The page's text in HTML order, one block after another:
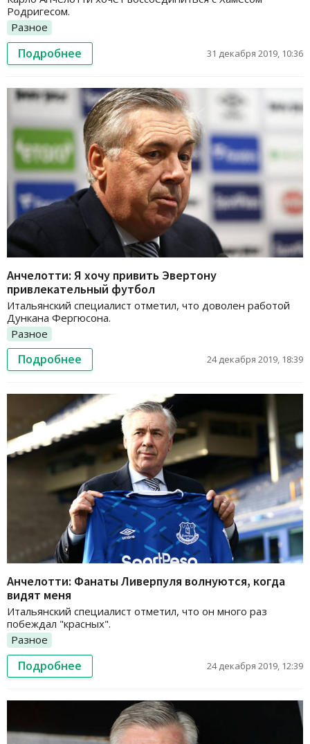
Родригесом.
Разное
Подробнее 31 декабря 2019, 10:36
Анчелотти: Я хочу привить Эвертону
привлекательный футбол
Итальянский специалист отметил, что доволен работой
Дункана Фергюсона.
Разное
Подробнее 24 декабря 2019, 18:39
Анчелотти: Фанаты Ливерпуля волнуются, когда
видят меня
Итальянский специалист отметил, что он много раз
побеждал "красных".
Разное
Подробнее 24 декабря 2019, 12:39